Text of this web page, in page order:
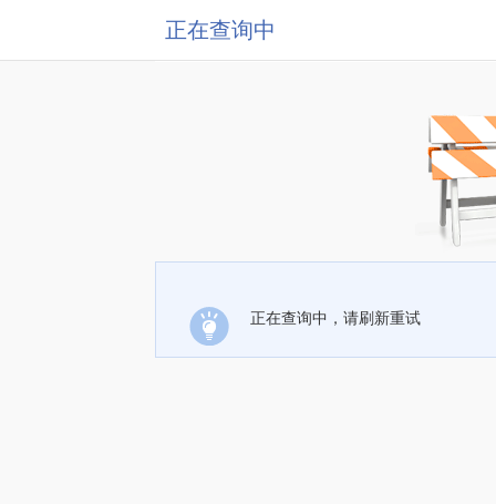
正在查询中
正在查询中，请刷新重试